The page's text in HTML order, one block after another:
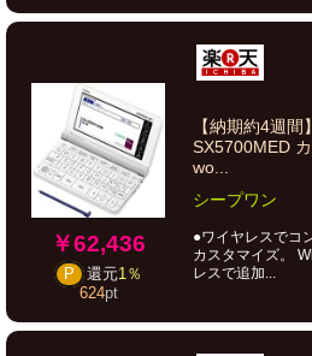
￥62,436
P 還元1％
624pt
【納期約4週
SX5700MED
wo...
シープワン
●ワイヤレスでコ
カスタマイズ。
レスで追加...